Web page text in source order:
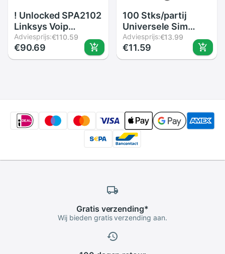
! Unlocked SPA2102
Linksys Voip
Adapter Met Router
Factory Prcie Met
Doos
Adviesprijs:€110.59
€90.69
100 Stks/partij
Universele Sim
Kaart Lade Pin
Uitwerpen
Verwijderen Naald
Adviesprijs:€13.99
€11.59
Gratis verzending*
Wij bieden gratis verzending aan.